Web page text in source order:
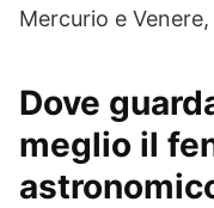
Mercurio e
Dove
meglio il